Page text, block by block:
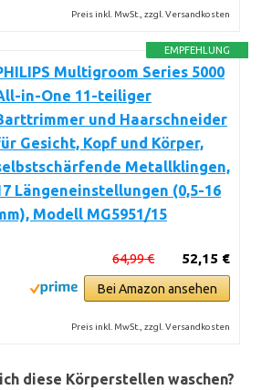
Preis inkl. MwSt., zzgl. Versandkosten
EMPFEHLUNG
Multigroom Series 5000
in-One 11-teiliger
und Haarschneider
Gesicht, Kopf und Körper,
Metallklingen,
Längeneinstellungen (0,5-16
Modell MG5951/15
52,15 €
64,99 €
Bei Amazon ansehen
Preis inkl. MwSt., zzgl. Versandkosten
diese Körperstellen waschen?